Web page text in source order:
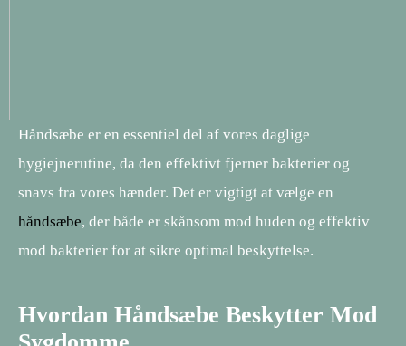
Håndsæbe er en essentiel del af vores daglige
hygiejnerutine, da den effektivt fjerner bakterier og
snavs fra vores hænder. Det er vigtigt at vælge en
håndsæbe, der både er skånsom mod huden og effektiv
mod bakterier for at sikre optimal beskyttelse.
Hvordan Håndsæbe Beskytter Mod